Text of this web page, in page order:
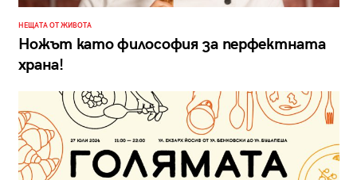
НЕЩАТА ОТ ЖИВОТА
Ножът като философия за перфектната
храна!